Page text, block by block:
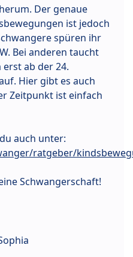
Der genaue
ist jedoch
spüren ihr
Bei anderen taucht
ab der 24.
Hier gibt es auch
Zeitpunkt ist einfach
auch unter:
ratgeber/
Schwangerschaft!